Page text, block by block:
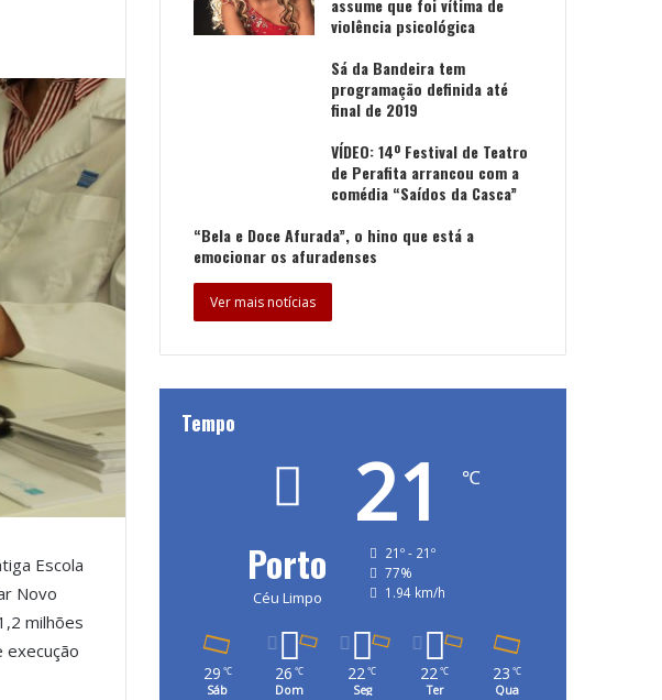
Escola
Novo
milhões
assume que foi vítima de
violência psicológica
Sá da Bandeira tem
programação definida até
final de 2019
VÍDEO: 14º Festival de Teatro
de Perafita arrancou com a
comédia “Saídos da Casca”
“Bela e Doce Afurada”, o hino que está a
emocionar os afuradenses
Ver mais notícias
Tempo
Porto
Céu Limpo
21 ℃
21º - 21º
77%
1.94 km/h
29 ℃
Sáb
26 ℃
Dom
22℃
Seg
22℃
Ter
23 ℃
Qua